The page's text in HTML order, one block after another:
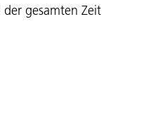
gesamten Zeit